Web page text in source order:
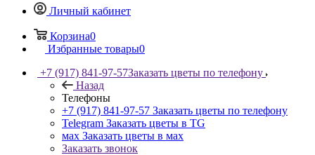
Личный кабинет
Корзина0
Избранные товары0
+7 (917) 841-97-57Заказать цветы по телефону
Назад
Телефоны
+7 (917) 841-97-57 Заказать цветы по телефону
Telegram Заказать цветы в TG
мах Заказать цветы в мах
Заказать звонок